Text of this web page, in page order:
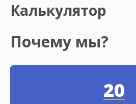
Калькулятор
Почему мы?
20